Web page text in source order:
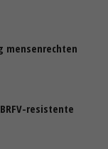
mensenrechten
resistente